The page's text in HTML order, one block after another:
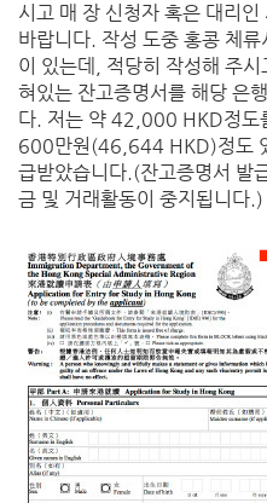
시고 매 장 신청자 혹은 대리인
바랍니다. 작성 도중 홍콩 체
이 있는데, 적당히 작성해 주
혀있는 잔고증명서를 해당 은
다. 저는 약 42,000 HKD정도
600만원(46,644 HKD)정도
급받았습니다.(잔고증명서 발
금 및 거래활동이 중지됩니다.)